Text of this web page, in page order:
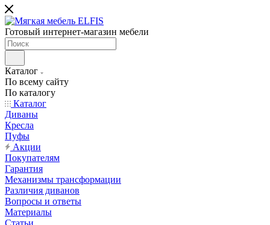
Готовый интернет-магазин мебели
Каталог
По всему сайту
По каталогу
Каталог
Диваны
Кресла
Пуфы
Акции
Покупателям
Гарантия
Механизмы трансформации
Различия диванов
Вопросы и ответы
Материалы
Статьи